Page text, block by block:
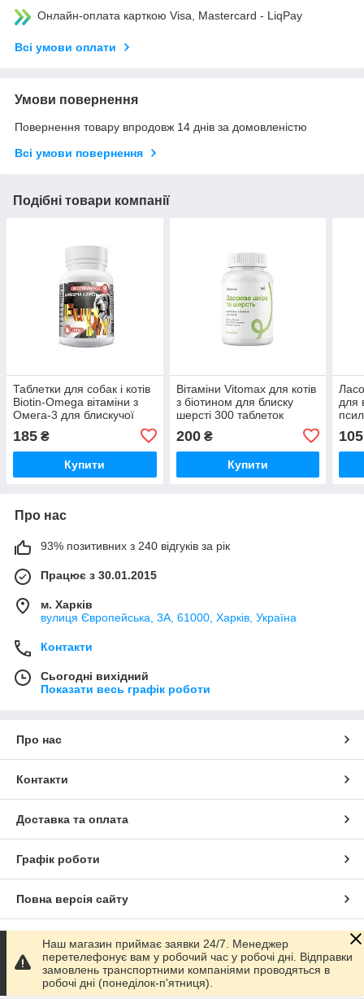
Онлайн-оплата карткою Visa, Mastercard - LiqPay
Всі умови оплати
Умови повернення
Повернення товару впродовж 14 днів за домовленістю
Всі умови повернення
Подібні товари компанії
Таблетки для собак і котів
Biotin-Omega вітаміни з
Омега-3 для блискучої
185 ₴
Купити
Вітаміни Vitomax для котів
з біотином для блиску
шерсті 300 таблеток
200₴
Купити
для
Care
105
Про нас
93% позитивних з 240 відгуків за рік
Працює з 30.01.2015
м. Харків
вулиця Європейська, 3А, 61000, Харків, Україна
Контакти
Сьогодні вихідний
Показати весь графік роботи
Про нас
Контакти
Доставка та оплата
Графік роботи
Повна версія сайту
Сайт створено на маркетплейсі Prom.ua
Політика конфіденційності
Наш магазин приймає заявки 24/7. Менеджер
перетелефонує вам у робочий час у робочі дні. Відправки
замовлень транспортними компаніями проводяться в
робочі дні (понеділок-п'ятниця).